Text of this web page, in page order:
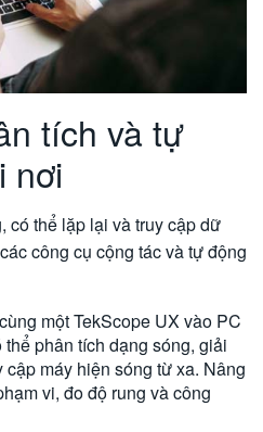
tích và tự
nơi
có thể lặp lại và truy cập dữ
công cụ cộng tác và tự động
một TekScope UX vào PC
phân tích dạng sóng, giải
cập máy hiện sóng từ xa. Nâng
vi, đo độ rung và công